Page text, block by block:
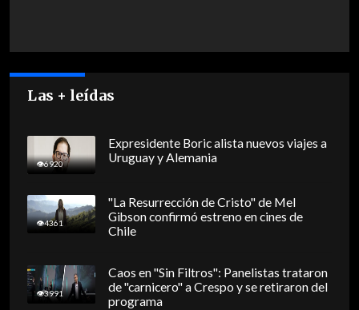
Las + leídas
6920
Expresidente Boric alista nuevos viajes a
Uruguay y Alemania
4361
"La Resurrección de Cristo" de Mel
Gibson confirmó estreno en cines de
Chile
3991
Caos en "Sin Filtros": Panelistas trataron
de "carnicero" a Crespo y se retiraron del
programa